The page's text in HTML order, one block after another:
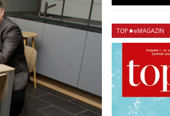
TOP ■ eMAGAZIN